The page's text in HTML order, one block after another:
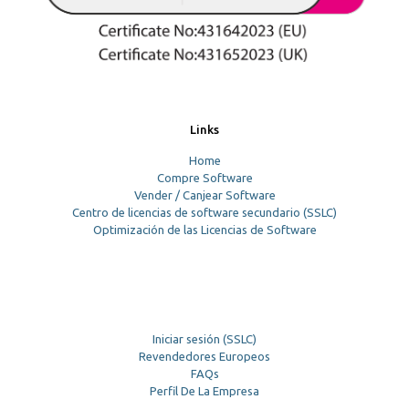
Links
Home
Compre Software
Vender / Canjear Software
Centro de licencias de software secundario (SSLC)
Optimización de las Licencias de Software
Iniciar sesión (SSLC)
Revendedores Europeos
FAQs
Perfil De La Empresa